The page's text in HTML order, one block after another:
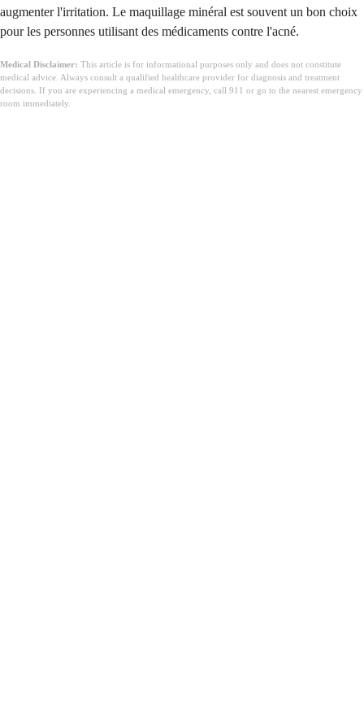
augmenter l'irritation. Le maquillage minéral est souvent un bon choix
pour les personnes utilisant des médicaments contre l'acné.
Medical Disclaimer: This article is for informational purposes only and does not constitute
medical advice. Always consult a qualified healthcare provider for diagnosis and treatment
decisions. If you are experiencing a medical emergency, call 911 or go to the nearest emergency
room immediately.